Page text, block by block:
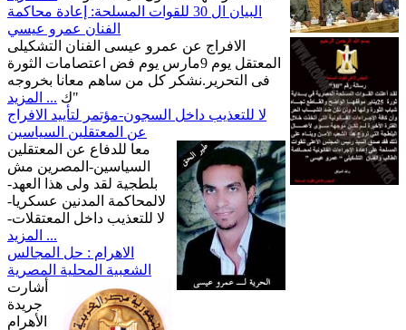
البيان ال 30 للقوات المسلحة: إعادة محاكمة
الفنان عمرو عيسي
الافراج عن عمرو عيسى الفنان التشكيلى
المعتقل يوم 9مارس يوم فض اعتصامات الثورة
فى التحرير.نشكر كل من ساهم معانا بخروجه
"ك ... المزيد
لا للتعذيب داخل السجون-مؤتمر لتأييد الافراج
عن المعتقلين السياسين
معا للدفاع عن المعتقلين
السياسين-المصرين مش
بلطجية لقد ولى هذا العهد-
لالمحاكمة المدنين عسكريا-
لا للتعذيب داخل المعتقلات-
... المزيد
الاهرام : حل المجالس
الشعبية المحلية المصرية
أشارت
جريدة
الأهرام